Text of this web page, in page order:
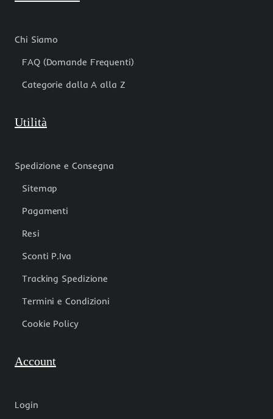
Chi Siamo
FAQ (Domande Frequenti)
Categorie dalla A alla Z
Utilità
Spedizione e Consegna
Sitemap
Pagamenti
Resi
Sconti P.Iva
Tracking Spedizione
Termini e Condizioni
Cookie Policy
Account
Login